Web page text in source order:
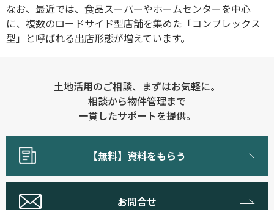
なお、最近では、食品スーパーやホームセンターを中心
に、複数のロードサイド型店舗を集めた「コンプレックス
型」と呼ばれる出店形態が増えています。
土地活用のご相談、まずはお気軽に。
相談から物件管理まで
一貫したサポートを提供。
【無料】資料をもらう
お問合せ